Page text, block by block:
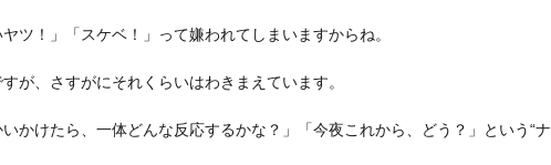
ヤツ！」「スケベ！」って嫌われてしまいますからね。
が、さすがにそれくらいはわきまえています。
かけたら、一体どんな反応するかな？」「今夜これから、どう？」という“ナ